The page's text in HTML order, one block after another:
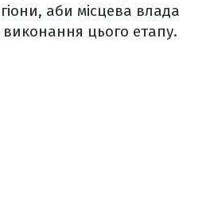
аби місцева влада
цього етапу.